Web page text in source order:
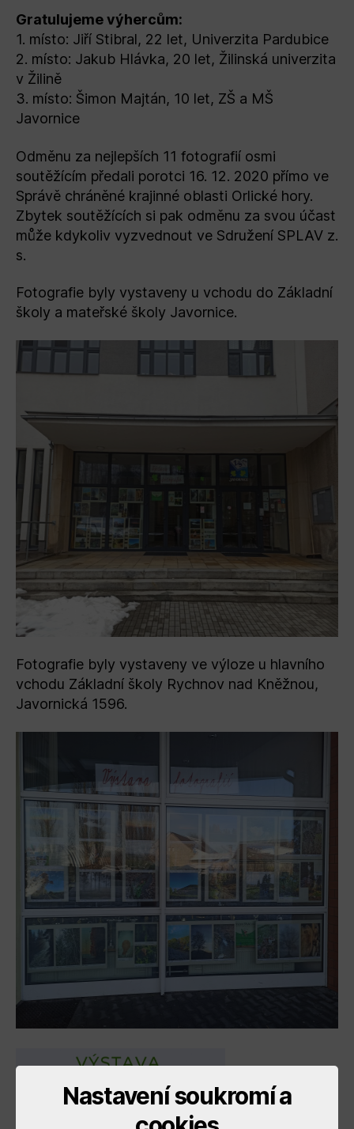
Gratulujeme výhercům:
1. místo: Jiří Stibral, 22 let, Univerzita Pardubice
2. místo: Jakub Hlávka, 20 let, Žilinská univerzita
v Žilině
3. místo: Šimon Majtán, 10 let, ZŠ a MŠ
Javornice
Odměnu za nejlepších 11 fotografií osmi
soutěžícím předali porotci 16. 12. 2020 přímo ve
Správě chráněné krajinné oblasti Orlické hory.
Zbytek soutěžících si pak odměnu za svou účast
může kdykoliv vyzvednout ve Sdružení SPLAV z.
s.
Fotografie byly vystaveny u vchodu do Základní
školy a mateřské školy Javornice.
Fotografie byly vystaveny ve výloze u hlavního
vchodu Základní školy Rychnov nad Kněžnou,
Javornická 1596.
Nastavení soukromí a